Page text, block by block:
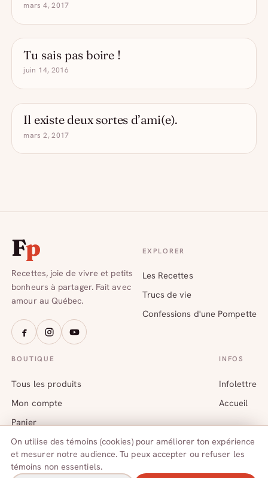
mars 4, 2017
- DRÔLE D'ALCOOL
Tu sais pas boire !
juin 14, 2016
- DRÔLE D'ALCOOL
Il existe deux sortes d’ami(e).
mars 2, 2017
Fp
Recettes, joie de vivre et petits
bonheurs à partager. Fait avec
amour au Québec.
EXPLORER
Les Recettes
Trucs de vie
Confessions d'une Pompette
BOUTIQUE
Tous les produits
Mon compte
Panier
INFOS
Infolettre
Accueil
On utilise des témoins (cookies) pour améliorer ton expérience
et mesurer notre audience. Tu peux accepter ou refuser les
témoins non essentiels.